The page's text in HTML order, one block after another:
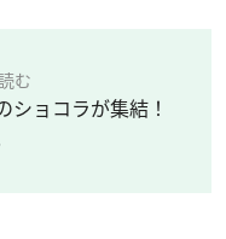
む
ショコラが集結！